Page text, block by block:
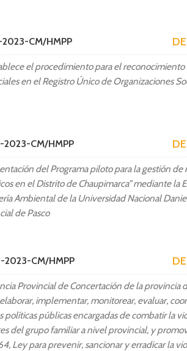
CM/HMPP
el procedimiento para el reconocimiento
en el Registro Único de Organizaciones
2023-CM/HMPP
del Programa piloto para la gestión de
en el Distrito de Chaupimarca” mediante la
Ambiental de la Universidad Nacional
de Pasco
2023-CM/HMPP
Provincial de Concertación de la provincia
implementar, monitorear, evaluar,
públicas encargadas de combatir la
del grupo familiar a nivel provincial, y
Ley para prevenir, sancionar y erradicar la